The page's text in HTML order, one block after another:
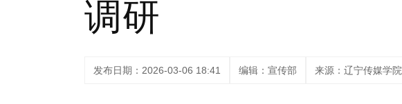
调研
发布日期：2026-03-06 18:41 编辑：宣传部 来源：辽宁传媒学院